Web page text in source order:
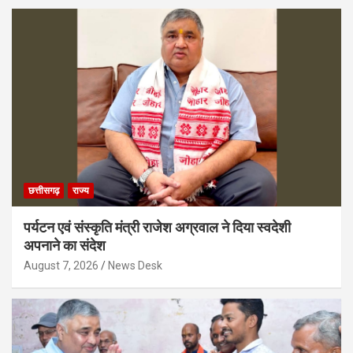
छत्तीसगढ़ राज्य
पर्यटन एवं संस्कृति मंत्री राजेश अग्रवाल ने दिया स्वदेशी
अपनाने का संदेश
August 7, 2026 News Desk